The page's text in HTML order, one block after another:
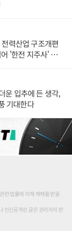
력산업 구조개편
'한전 지주사' 재편
운 입추에 든 생각,
기대한다
련 법률에 의해 제재를 받을
인신공격성 글은 관리자의 판